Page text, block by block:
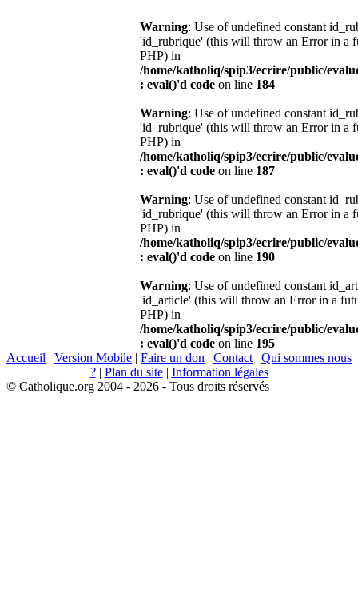
Warning: Use of undefined constant
'id_rubrique' (this will throw an Error in a
PHP) in
/home/katholiq/spip3/ecrire/public/
: eval()'d code on line 184
Warning: Use of undefined constant
'id_rubrique' (this will throw an Error in a
PHP) in
/home/katholiq/spip3/ecrire/public/
: eval()'d code on line 187
Warning: Use of undefined constant
'id_rubrique' (this will throw an Error in a
PHP) in
/home/katholiq/spip3/ecrire/public/
: eval()'d code on line 190
Warning: Use of undefined constant
'id_article' (this will throw an Error in a
PHP) in
/home/katholiq/spip3/ecrire/public/
: eval()'d code on line 195
Accueil | Version Mobile | Faire un don | Contact | Qui sommes nous
?| Plan du site| Information légales
© Catholique.org 2004 - 2026 - Tous droits réservés